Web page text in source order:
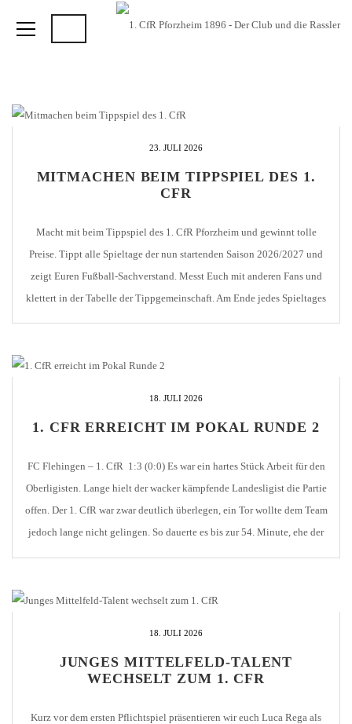
23. JULI 2026
MITMACHEN BEIM TIPPSPIEL DES 1.
CFR
Macht mit beim Tippspiel des 1. CfR Pforzheim und gewinnt tolle
Preise. Tippt alle Spieltage der nun startenden Saison 2026/2027 und
zeigt Euren Fußball-Sachverstand. Messt Euch mit anderen Fans und
klettert in der Tabelle der Tippgemeinschaft. Am Ende jedes Spieltages
erhält der Tagessieger 2 Tribünenkarten für ein Heimspiel des 1. CfR.
18. JULI 2026
1. CFR ERREICHT IM POKAL RUNDE 2
FC Flehingen – 1. CfR 1:3 (0:0) Es war ein hartes Stück Arbeit für den
Oberligisten. Lange hielt der wacker kämpfende Landesligist die Partie
offen. Der 1. CfR war zwar deutlich überlegen, ein Tor wollte dem Team
jedoch lange nicht gelingen. So dauerte es bis zur 54. Minute, ehe der
18. JULI 2026
JUNGES MITTELFELD-TALENT
WECHSELT ZUM 1. CFR
Kurz vor dem ersten Pflichtspiel präsentieren wir euch Luca Rega als